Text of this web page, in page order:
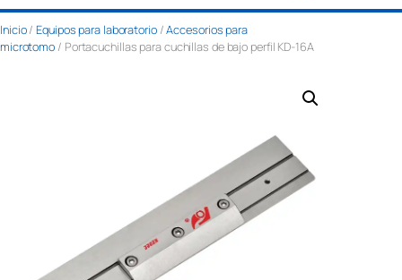
s
c
a
Inicio/Equipos para laboratorio/Accesorios para
microtomo / Portacuchillas para cuchillas de bajo perfil KD-16A